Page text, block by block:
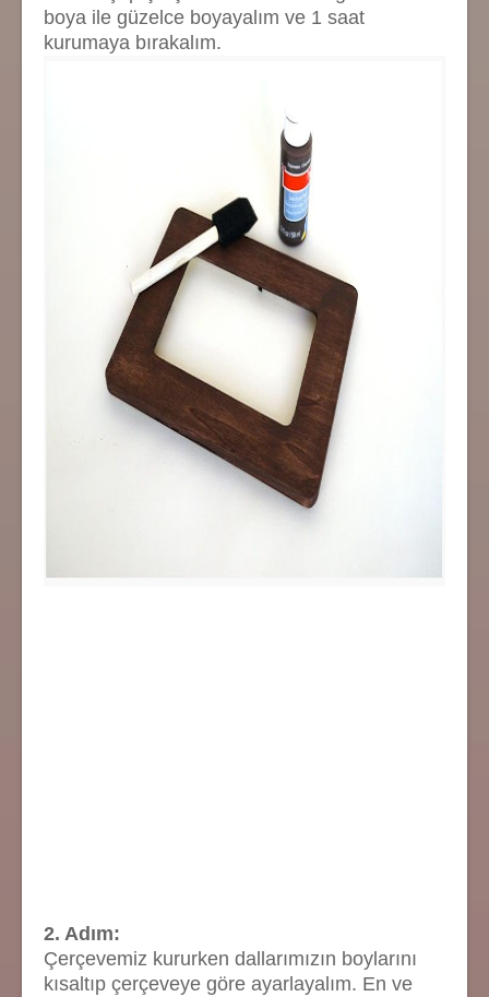
boya ile güzelce boyayalım ve 1 saat
kurumaya bırakalım.
2. Adım:
Çerçevemiz kururken dallarımızın boylarını
kısaltıp çerçeveye göre ayarlayalım. En ve